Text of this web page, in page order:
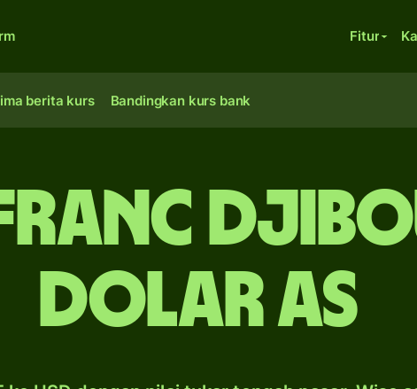
Fitur
berita kurs Bandingkan kurs bank
dolar AS